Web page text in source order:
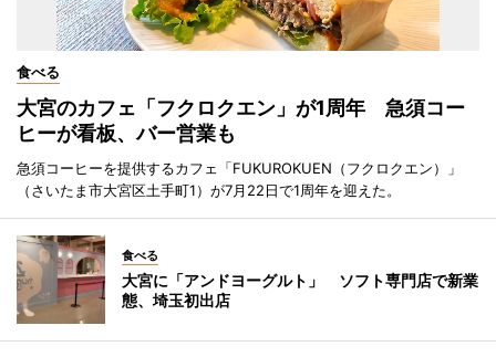
食べる
大宮のカフェ「フクロクエン」が1周年 急須コー
ヒーが看板、バー営業も
急須コーヒーを提供するカフェ「FUKUROKUEN（フクロクエン）」
（さいたま市大宮区土手町1）が7月22日で1周年を迎えた。
食べる
大宮に「アンドヨーグルト」 ソフト専門店で新業
態、埼玉初出店